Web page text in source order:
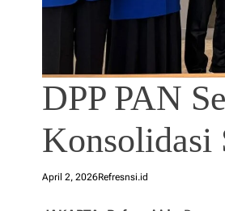
DPP PAN
Konsolidasi
April 2, 2026Refresnsi.id